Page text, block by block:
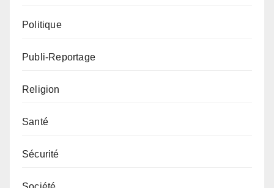
Politique
Publi-Reportage
Religion
Santé
Sécurité